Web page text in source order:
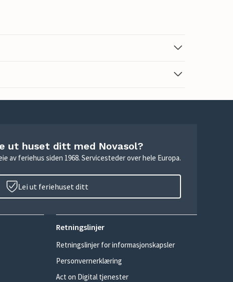
ut huset ditt med Novasol?
av feriehus siden 1968. Servicesteder over hele Europa.
Lei ut feriehuset ditt
Retningslinjer
Retningslinjer for informasjonskapsler
Personvernerklæring
Act on Digital tjenester